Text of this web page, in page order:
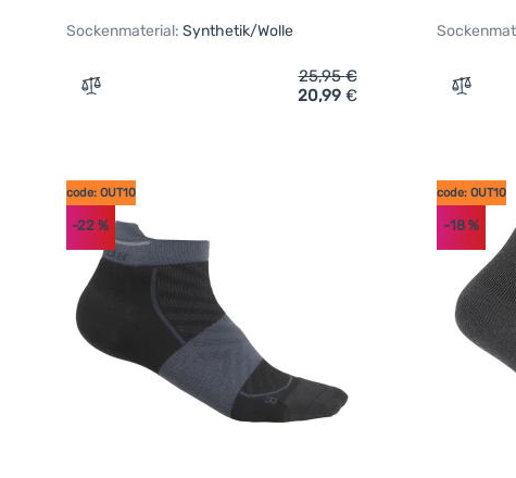
Sockenmaterial: Synthetik/Wolle
Zum Vergleich 'Herrensocken Icebreaker M Mer Run+
25,95€
20,99 € Zum
code: OUT10
-22 %
code: OUT10
-18%